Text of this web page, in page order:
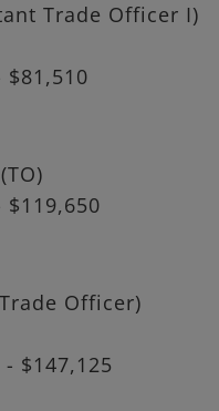
Trade Officer I)
$81,510
$119,650
Officer)
- $147,125